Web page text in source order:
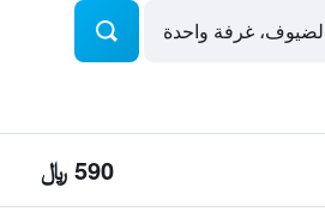
590 ﷼